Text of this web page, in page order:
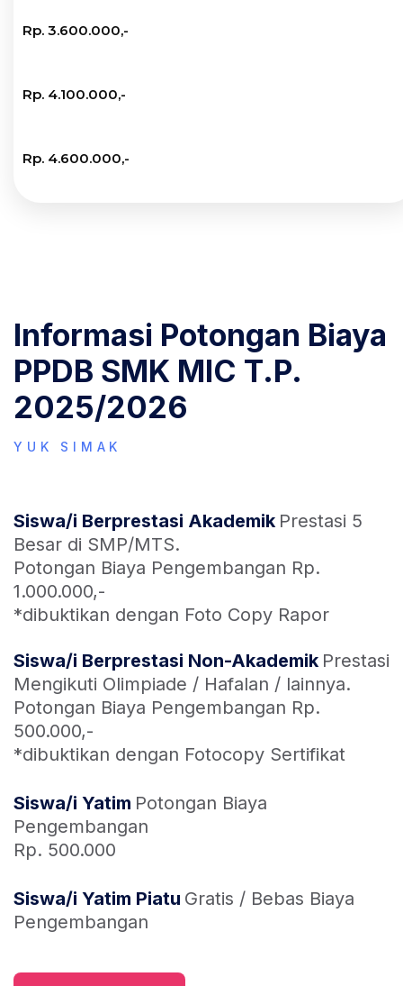
Rp. 3.600.000,-
Rp. 4.100.000,-
Rp. 4.600.000,-
Informasi Potongan Biaya
PPDB SMK MIC T.P.
2025/2026
YUK SIMAK
Siswa/i Berprestasi Akademik Prestasi 5
Besar di SMP/MTS.
Potongan Biaya Pengembangan Rp.
1.000.000,-
*dibuktikan dengan Foto Copy Rapor
Siswa/i Berprestasi Non-Akademik Prestasi
Mengikuti Olimpiade / Hafalan / lainnya.
Potongan Biaya Pengembangan Rp.
500.000,-
*dibuktikan dengan Fotocopy Sertifikat
Siswa/i Yatim Potongan Biaya
Pengembangan
Rp. 500.000
Siswa/i Yatim Piatu Gratis / Bebas Biaya
Pengembangan